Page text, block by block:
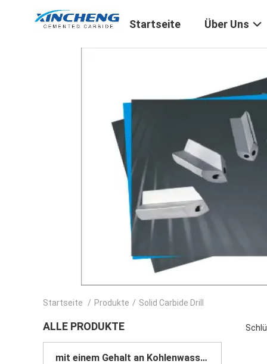
Startseite Über Uns
Startseite / Produkte / Solid Carbide Drill
ALLE PRODUKTE
mit einem Gehalt an Kohlenwasserstoffen von mehr als 85 GHT